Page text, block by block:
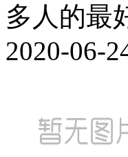
多人的最
2020-06-